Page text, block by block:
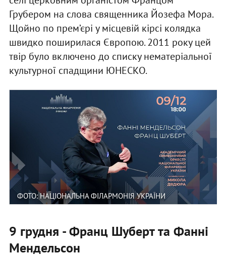
Грубером на слова священника Йозефа Мора.
Щойно по прем’єрі у місцевій кірсі колядка
швидко поширилася Європою. 2011 року цей
твір було включено до списку нематеріальної
культурної спадщини ЮНЕСКО.
ФОТО: НАЦІОНАЛЬНА ФІЛАРМОНІЯ УКРАЇНИ
9 грудня - Франц Шуберт та Фанні
Мендельсон